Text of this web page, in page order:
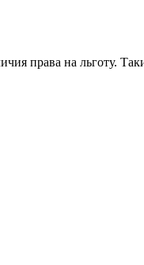
права на льготу.